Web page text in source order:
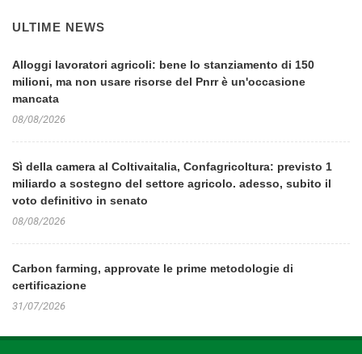
ULTIME NEWS
Alloggi lavoratori agricoli: bene lo stanziamento di 150
milioni, ma non usare risorse del Pnrr è un'occasione
mancata
08/08/2026
Sì della camera al Coltivaitalia, Confagricoltura: previsto 1
miliardo a sostegno del settore agricolo. adesso, subito il
voto definitivo in senato
08/08/2026
Carbon farming, approvate le prime metodologie di
certificazione
31/07/2026